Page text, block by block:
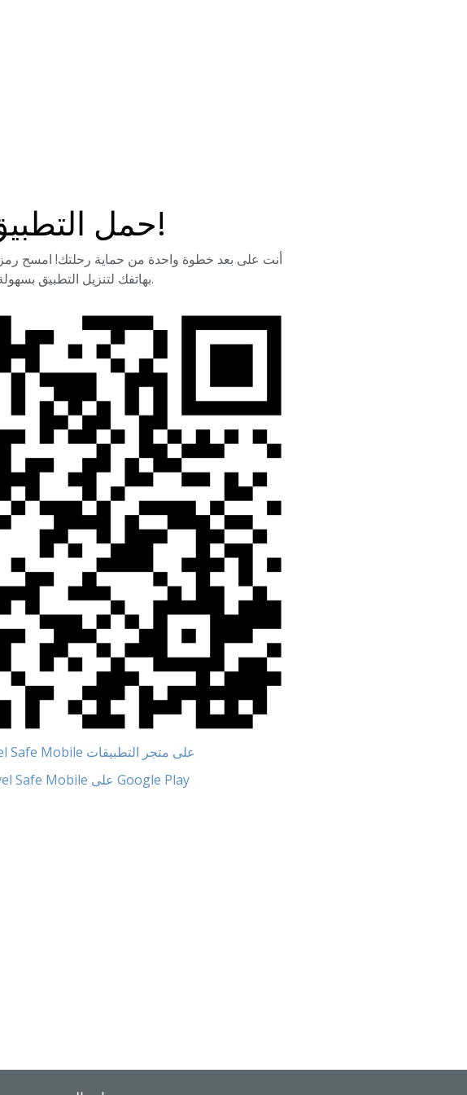
حمل التطبيق!
أنت على بعد خطوة واحدة من حماية رحلتك! امسح رمز
بهاتفك لتنزيل التطبيق بسهولة.